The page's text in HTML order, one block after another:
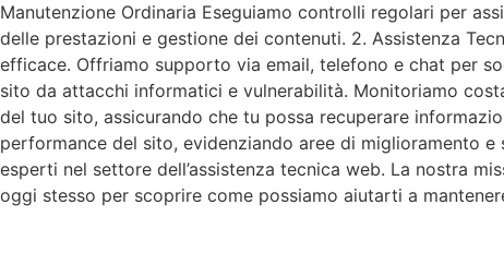
Manutenzione Ordinaria Eseguiamo controlli regolari per
delle prestazioni e gestione dei contenuti. 2. Assistenza
efficace. Offriamo supporto via email, telefono e chat per
sito da attacchi informatici e vulnerabilità. Monitoriamo
del tuo sito, assicurando che tu possa recuperare
performance del sito, evidenziando aree di miglioramento
esperti nel settore dell’assistenza tecnica web. La nostra
oggi stesso per scoprire come possiamo aiutarti a